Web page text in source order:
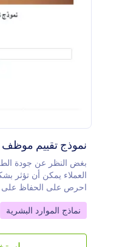
نموذج تقييم
بغض النظر عن جودة
العملاء يمكن أن تؤثر
احرص على الحفاظ على
الموظفين باستخدام
بمجرد تخصيصه ونشره،
Go to Category:
نماذج الموارد البشرية